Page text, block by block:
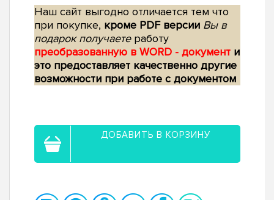
Наш сайт выгодно отличается тем что
при покупке, кроме PDF версии Вы в
подарок получаетеработу
преобразованную в WORD - документ и
это предоставляет качественно другие
возможности при работе с документом
ДОБАВИТЬ В КОРЗИНУ